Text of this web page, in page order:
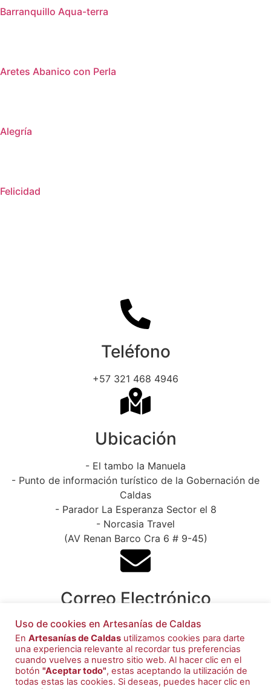
Barranquillo Aqua-terra
Aretes Abanico con Perla
Alegría
Felicidad
Teléfono
+57 321 468 4946
Ubicación
- El tambo la Manuela
- Punto de información turístico de la Gobernación de
Caldas
- Parador La Esperanza Sector el 8
- Norcasia Travel
(AV Renan Barco Cra 6 # 9-45)
Correo Electrónico
artesaniasdecaldas@caldas.gov.co
Uso de cookies en Artesanías de Caldas
En Artesanías de Caldas utilizamos cookies para darte
una experiencia relevante al recordar tus preferencias
cuando vuelves a nuestro sitio web. Al hacer clic en el
botón "Aceptar todo", estas aceptando la utilización de
todas estas las cookies. Si deseas, puedes hacer clic en